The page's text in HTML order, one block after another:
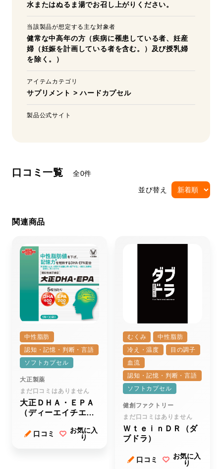
水またはぬるま湯でお召し上がりください。
当該製品が想定する主な対象者
健常な中高年の方（疾病に罹患している者、妊産
婦（妊娠を計画している者を含む。）及び授乳婦
を除く。）
アイテムカテゴリ
サプリメント >ハードカプセル
製品公式サイト
口コミ一覧 全0件
並び替え
関連商品
中性脂肪
認知・記憶・判断・言語
ソフトカプセル
大正製薬
まだ口コミはありません
大正ＤＨＡ・ＥＰＡ
（ディーエイチエ
ｒ
口コミ
お気に入
り
むくみ
中性脂肪
冷え・温度
目の調子
血流
認知・記憶・判断・言語
ソフトカプセル
健創ファクトリー
まだ口コミはありません
ＷｔｅｉｎＤＲ（ダ
ブドラ）
口コミ
お気に入
り